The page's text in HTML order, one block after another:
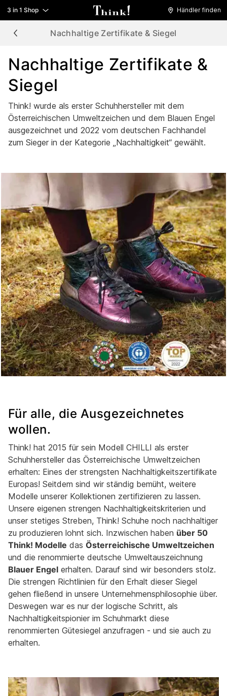
3 in 1 Shop Händler finden
Nachhaltige Zertifikate & Siegel
Nachhaltige Zertifikate &
Siegel
Think! wurde als erster Schuhhersteller mit dem
Österreichischen Umweltzeichen und dem Blauen Engel
ausgezeichnet und 2022 vom deutschen Fachhandel
zum Sieger in der Kategorie „Nachhaltigkeit“ gewählt.
Für alle, die Ausgezeichnetes
wollen.
Think! hat 2015 für sein Modell CHILLI als erster
Schuhhersteller das Österreichische Umweltzeichen
erhalten: Eines der strengsten Nachhaltigkeitszertifikate
Europas! Seitdem sind wir ständig bemüht, weitere
Modelle unserer Kollektionen zertifizieren zu lassen.
Unsere eigenen strengen Nachhaltigkeitskriterien und
unser stetiges Streben, Think! Schuhe noch nachhaltiger
zu produzieren lohnt sich. Inzwischen haben über 50
Think! Modelle das Österreichische Umweltzeichen
und die renommierte deutsche Umweltauszeichnung
Blauer Engel erhalten. Darauf sind wir besonders stolz.
Die strengen Richtlinien für den Erhalt dieser Siegel
gehen fließend in unsere Unternehmensphilosophie über.
Deswegen war es nur der logische Schritt, als
Nachhaltigkeitspionier im Schuhmarkt diese
renommierten Gütesiegel anzufragen - und sie auch zu
erhalten.